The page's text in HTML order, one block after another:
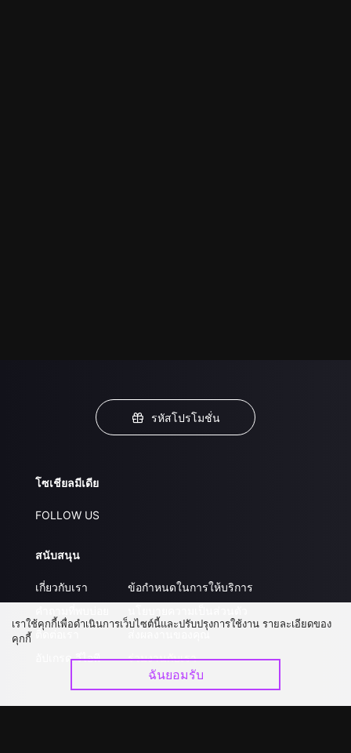
รหัสโปรโมชั่น
โซเชียลมีเดีย
FOLLOW US
สนับสนุน
เกี่ยวกับเรา
ติดต่อเรา
อัปเกรด วีไอพี
ข้อกำหนดในการให้บริการ
ส่งผลงานของคุณ
ร่วมงานกับเรา
เราใช้คุกกี้เพื่อดำเนินการเว็บไซต์นี้และปรับปรุงการใช้งาน รายละเอียดของ
คุกกี้
ฉันยอมรับ